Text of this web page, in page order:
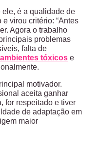
ele, é a qualidade de
virou critério: “Antes
Agora o trabalho
problemas
falta de
ambientes tóxicos e
motivador.
aceita ganhar
for respeitado e tiver
de adaptação em
maior